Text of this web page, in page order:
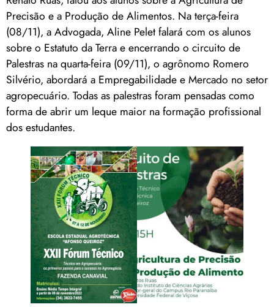
Precisão e a Produção de Alimentos. Na terça-feira
(08/11), a Advogada, Aline Pelet falará com os alunos
sobre o Estatuto da Terra e encerrando o circuito de
Palestras na quarta-feira (09/11), o agrônomo Romero
Silvério, abordará a Empregabilidade e Mercado no setor
agropecuário. Todas as palestras foram pensadas como
forma de abrir um leque maior na formação profissional
dos estudantes.